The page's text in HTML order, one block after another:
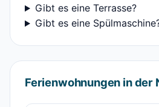
Gibt es eine Terrasse?
Gibt es eine
Ferienwohnungen in der